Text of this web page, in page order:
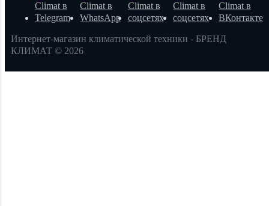
Интернет-магазин климатической техники - БРЕНД
КЛИМАТ © 2026